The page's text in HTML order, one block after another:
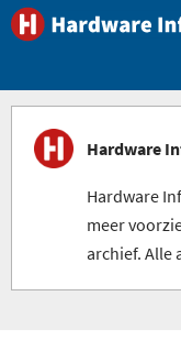
Hardware
Hardware
meer
archief. Alle